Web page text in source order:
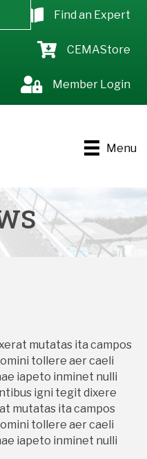
Find an Expert
CEMAStore
Member Login
Menu
mutatas ita campos
tollere aer caeli
iapeto inminet nulli
igni tegit dixere
mutatas ita campos
tollere aer caeli
iapeto inminet nulli